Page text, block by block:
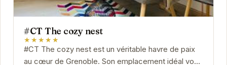
#CT The cozy nest
★★★★★
#CT The cozy nest est un véritable havre de paix
au cœur de Grenoble. Son emplacement idéal vous